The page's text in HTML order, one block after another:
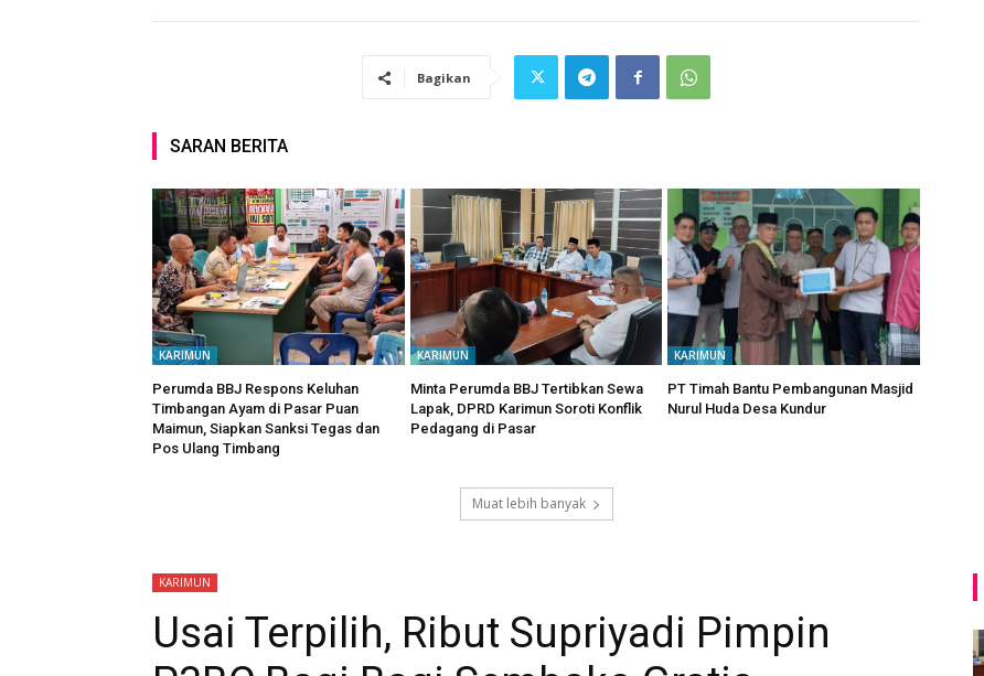
Bagikan
SARAN BERITA
KARIMUN
Perumda BBJ Respons Keluhan
Timbangan Ayam di Pasar Puan
Maimun, Siapkan Sanksi Tegas dan
Pos Ulang Timbang
KARIMUN
Minta Perumda BBJ Tertibkan Sewa
Lapak, DPRD Karimun Soroti Konflik
Pedagang di Pasar
KARIMUN
PT Timah Bantu Pembangunan Masjid
Nurul Huda Desa Kundur
Muat lebih banyak
KARIMUN
Usai Terpilih, Ribut Supriyadi Pimpin